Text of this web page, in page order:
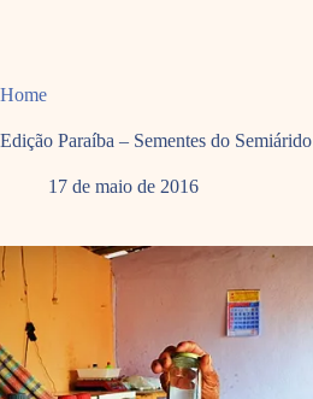
Home
Edição Paraíba – Sementes do Semiárido
17 de maio de 2016